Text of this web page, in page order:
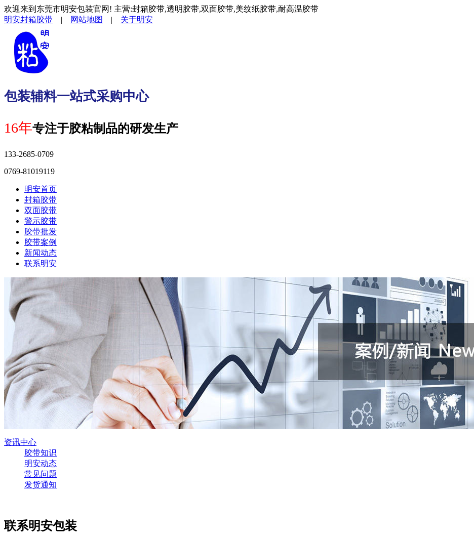
欢迎来到东莞市明安包装官网! 主营:封箱胶带,透明胶带,双面胶带,美纹纸胶带,耐高温胶带
明安封箱胶带 | 网站地图 | 关于明安
包装辅料一站式采购中心
16年专注于胶粘制品的研发生产
133-2685-0709
0769-81019119
明安首页
封箱胶带
双面胶带
警示胶带
胶带批发
胶带案例
新闻动态
联系明安
资讯中心
胶带知识
明安动态
常见问题
发货通知
联系明安包装